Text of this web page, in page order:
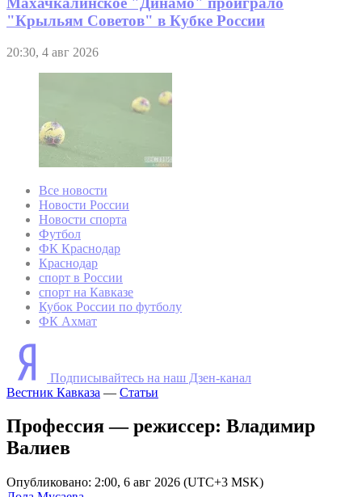
"Крыльям Советов" в Кубке России
20:30, 4 авг 2026
Все новости
Новости России
Новости спорта
Футбол
ФК Краснодар
Краснодар
спорт в России
спорт на Кавказе
Кубок России по футболу
ФК Ахмат
Подписывайтесь на наш Дзен-канал
Вестник Кавказа — Статьи
Профессия — режиссер: Владимир
Валиев
Опубликовано: 2:00, 6 авг 2026 (UTC+3 MSK)